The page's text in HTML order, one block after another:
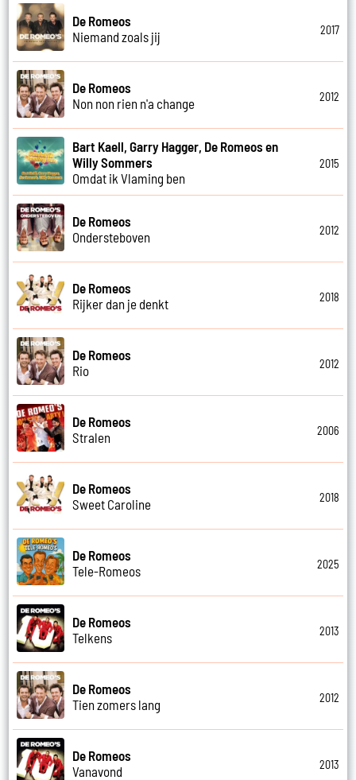
De Romeos
Niemand zoals jij
2017
De Romeos
Non non rien n'a change
2012
Bart Kaell, Garry Hagger, De Romeos en
Willy Sommers
Omdat ik Vlaming ben
2015
De Romeos
Ondersteboven
2012
De Romeos
Rijker dan je denkt
2018
De Romeos
Rio
2012
De Romeos
Stralen
2006
De Romeos
Sweet Caroline
2018
De Romeos
Tele-Romeos
2025
De Romeos
Telkens
2013
De Romeos
Tien zomers lang
2012
De Romeos
Vanavond
2013